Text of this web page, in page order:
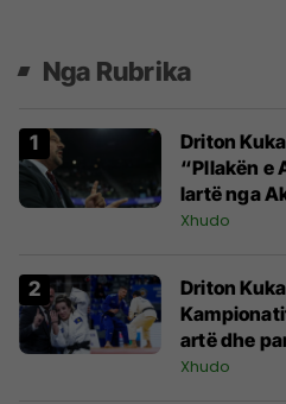
Nga Rubrika
Driton
“Pllakën e
lartë nga
të Zi
Xhudo
Driton
artë dhe
Kosovën
Xhudo